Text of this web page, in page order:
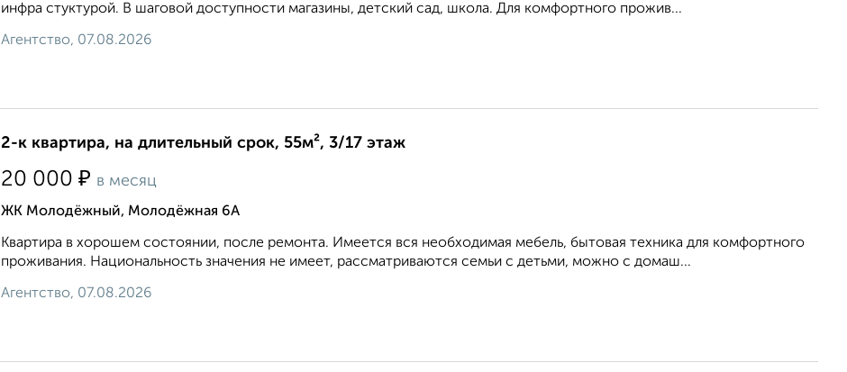
инфра стуктурой. В шаговой доступности магазины, детский сад, школа. Для комфортного прожив...
Агентство, 07.08.2026
2-к квартира, на длительный срок, 55м², 3/17 этаж
20 000 ₽ в месяц
ЖК Молодёжный, Молодёжная 6А
Квартира в хорошем состоянии, после ремонта. Имеется вся необходимая мебель, бытовая техника для комфортного
проживания. Национальность значения не имеет, рассматриваются семьи с детьми, можно с домаш...
Агентство, 07.08.2026